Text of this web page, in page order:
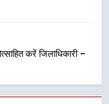
करें जिलाधिकारी –